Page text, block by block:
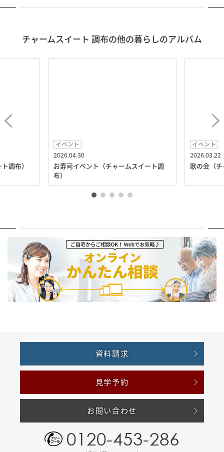
チャームスイート 調布の他の暮らしのアルバム
調布）
イベント
2026.04.30
お寿司イベント（チャームスイート調
布）
イベント
2026.03.22
歌の会（
資料請求
見学予約
お問い合わせ
0120-453-286